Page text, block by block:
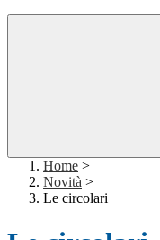
Home >
Novità >
Le circolari